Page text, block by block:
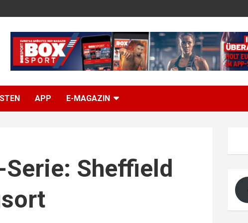
APP E-MAGAZIN
Sheffield